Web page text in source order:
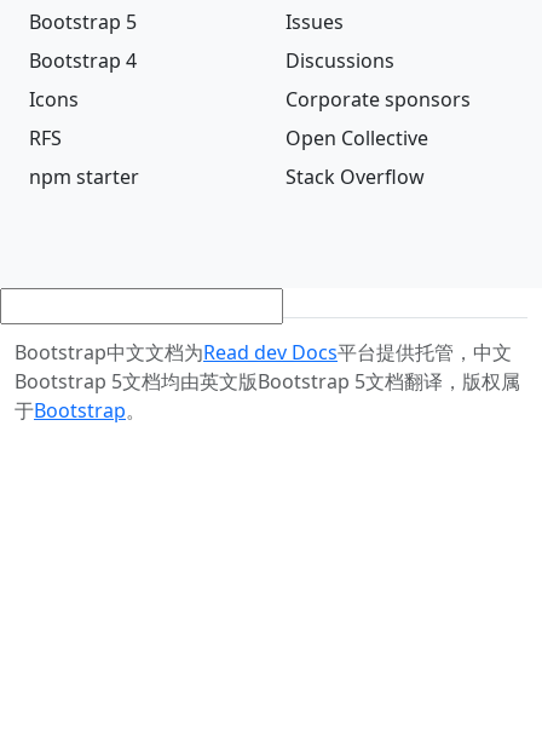
Bootstrap 5
Bootstrap 4
Icons
RFS
npm starter
Issues
Discussions
Corporate sponsors
Open Collective
Stack Overflow
Bootstrap中文文档为Read dev Docs平台提供托管，中文
Bootstrap 5文档均由英文版Bootstrap 5文档翻译，版权属
于Bootstrap。